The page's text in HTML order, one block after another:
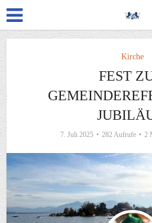
Kirche
FEST
7. Juli 2025 282 Aufrufe 2